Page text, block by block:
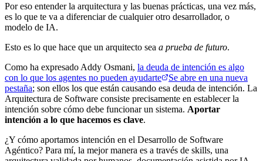
Por eso entender la arquitectura y las buenas prácticas, una vez más,
es lo que te va a diferenciar de cualquier otro desarrollador, o
modelo de IA.
Esto es lo que hace que un arquitecto sea a prueba de futuro.
Como ha expresado Addy Osmani, la deuda de intención es algo
con lo que los agentes no pueden ayudarte
Se abre en una nueva
pestaña; son ellos los que están causando esa deuda de intención. La
Arquitectura de Software consiste precisamente en establecer la
intención sobre cómo debe funcionar un sistema. Aportar
intención a lo que hacemos es clave.
¿Y cómo aportamos intención en el Desarrollo de Software
Agéntico? Para mí, la mejor manera es a través de skills, una